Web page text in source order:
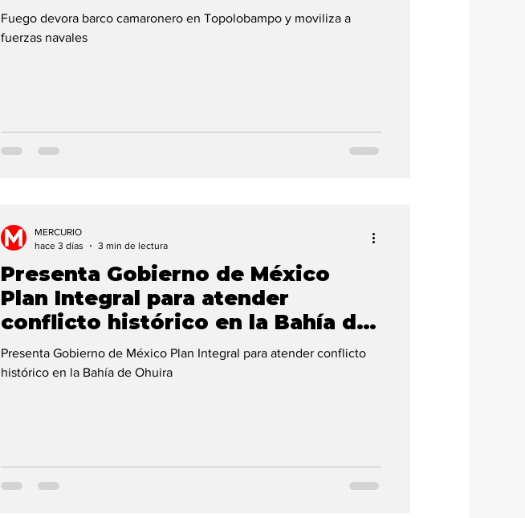
Fuego devora barco camaronero en Topolobampo y moviliza a
fuerzas navales
Presenta Gobierno de México
Plan Integral para atender
conflicto histórico en la Bahía de
Ohuira
Presenta Gobierno de México Plan Integral para atender conflicto
histórico en la Bahía de Ohuira
MERCURIO
hace 3 días
3 min de lectura